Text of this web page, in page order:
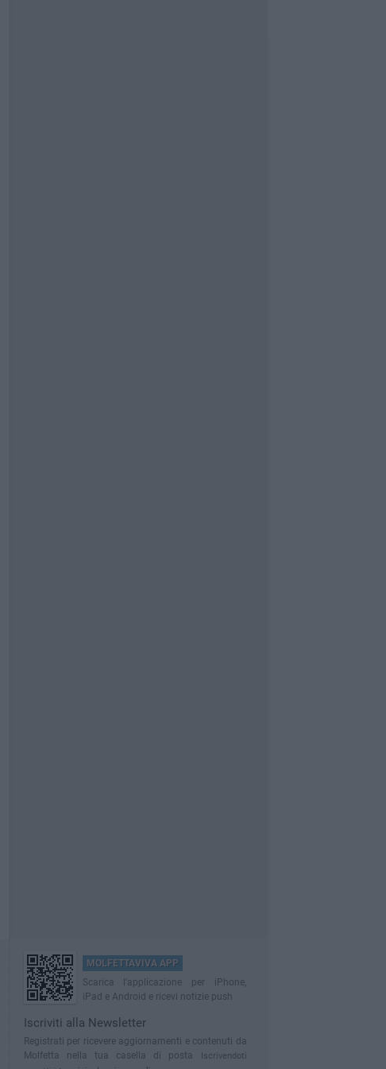
MOLFETTAVIVA APP
Scarica l'applicazione per iPhone,
iPad e Android e ricevi notizie push
Iscriviti alla Newsletter
Registrati per ricevere aggiornamenti e contenuti da
Molfetta nella tua casella di posta
Iscrivendoti